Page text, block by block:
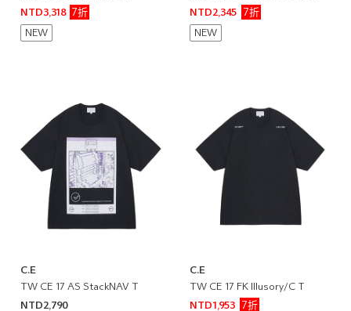
NTD3,318
7折
NEW
NTD2,345
7折
NEW
C.E
TW CE 17 AS StackNAV T
NTD2,790
C.E
TW CE 17 FK Illusory/C T
NTD1,953
7折